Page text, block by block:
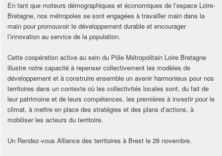
En tant que moteurs démographiques et économiques de l’espace Loire-
Bretagne, nos métropoles se sont engagées à travailler main dans la
main pour promouvoir le développement durable et encourager
l’innovation au service de la population.
Cette coopération active au sein du Pôle Métropolitain Loire Bretagne
illustre notre capacité à repenser collectivement les modèles de
développement et à construire ensemble un avenir harmonieux pour nos
territoires dans un contexte où les collectivités locales sont, du fait de
leur patrimoine et de leurs compétences, les premières à investir pour le
climat, à mettre en place des stratégies et des plans d’actions, à
mobiliser les acteurs du territoire.
Un Rendez-vous Alliance des territoires à Brest le 26 novembre.